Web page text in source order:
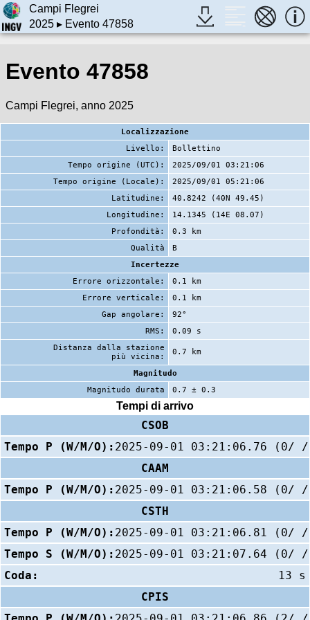
Campi Flegrei
2025▸ Evento 47858
Evento 47858
Campi Flegrei, anno 2025
Localizzazione
Livello:
Bollettino
Tempo origine (UTC):
2025/09/01 03:21:06
Tempo origine (Locale):
2025/09/01 05:21:06
Latitudine:
40.8242 (40N 49.45)
Longitudine:
14.1345 (14E 08.07)
Profondità:
0.3 km
Qualità
B
Incertezze
Errore orizzontale:
0.1 km
Errore verticale:
0.1 km
Gap angolare:
92°
RMS:
0.09 s
Distanza dalla stazione
più vicina:
0.7 km
Magnitudo
Magnitudo durata
0.7 ± 0.3
Tempi di arrivo
CSOB
Tempo P (W/M/O): 2025-09-01 03:21:06.76 (0/
CAAM
Tempo P (W/M/O): 2025-09-01 03:21:06.58 (0/
CSTH
Tempo P (W/M/O): 2025-09-01 03:21:06.81 (0/
Tempo S (W/M/O): 2025-09-01 03:21:07.64 (0/
Coda:
13 s
CPIS